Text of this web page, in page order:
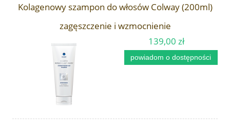
Kolagenowy szampon do włosów Colway (200ml)
zagęszczenie i wzmocnienie
139,00 zł
powiadom o dostępności